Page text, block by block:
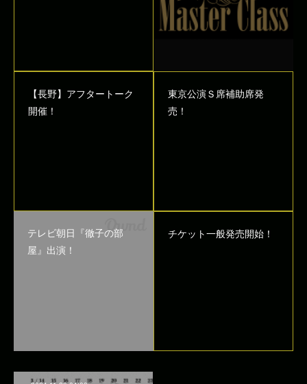
【長野】アフタートーク
開催！
東京公演Ｓ席補助席発
売！
テレビ朝日『徹子の部
屋』出演！
チケット一般発売開始！